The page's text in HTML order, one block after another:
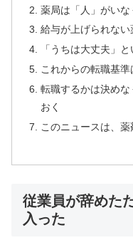
薬局は「人」がい
給与が上げられな
「うちは大丈夫」
これからの転職基準
転職するかは決め
おく
このニュースは、
従業員が辞めた
入った